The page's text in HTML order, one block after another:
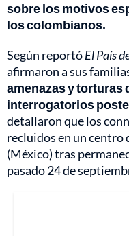
sobre los motivos
los colombianos.
Según reportóEl País
afirmaron a sus
amenazas y torturas
interrogatorios
detallaron que los
recluidos en un centro
(México) tras
pasado 24 de